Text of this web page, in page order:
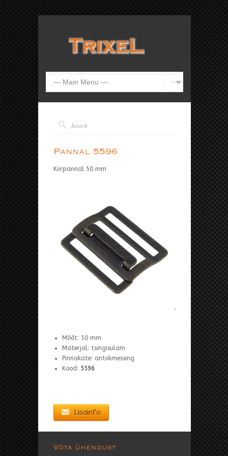
Pannal 5596
Kiirpannal 50 mm
Mõõt: 50 mm
Materjal: tsingisulam
Pinnakate: antiikmessing
Kood: 5596
Lisainfo
Võta ühendust